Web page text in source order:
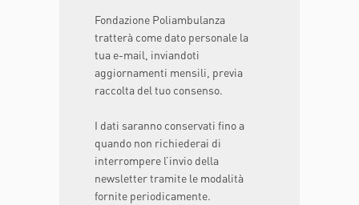
Fondazione Poliambulanza
tratterà come dato personale la
tua e-mail, inviandoti
aggiornamenti mensili, previa
raccolta del tuo consenso.
I dati saranno conservati fino a
quando non richiederai di
interrompere l’invio della
newsletter tramite le modalità
fornite periodicamente.